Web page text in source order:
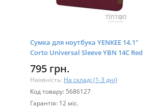
Сумка для ноутбука YENKEE 14.1"
Corto Universal Sleeve YBN 14C Red
795 грн.
Наявність: На складі (1-3 дні)
Код товару: 5686127
Гарантія: 12 міс.